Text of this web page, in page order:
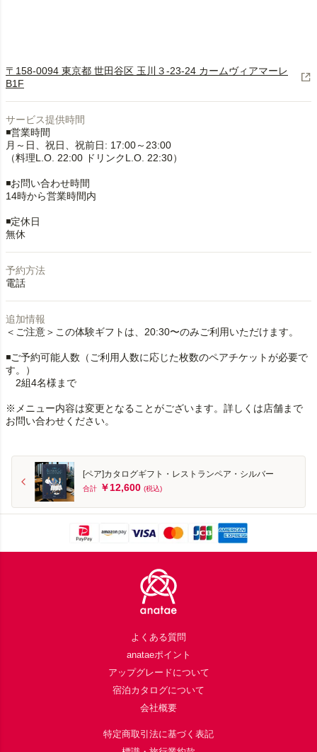
〒158-0094 東京都 世田谷区 玉川３-23-24 カームヴィアマーレ
B1F
サービス提供時間
◾️営業時間
月～日、祝日、祝前日: 17:00～23:00
（料理L.O. 22:00 ドリンクL.O. 22:30）
◾️お問い合わせ時間
14時から営業時間内
◾️定休日
予約方法
電話
追加情報
＜ご注意＞この体験ギフトは、20:30〜のみご利用いただけます。
◾️ご予約可能人数（ご利用人数に応じた枚数のペアチケットが必要で
す。）
2組4名様まで
※メニュー内容は変更となることがございます。詳しくは店舗まで
お問い合わせください。
[ペア]カタログギフト・レストランペア・シルバー
合計 ￥12,600 (税込)
よくある質問
anataeポイント
アップグレードについて
宿泊カタログについて
会社概要
特定商取引法に基づく表記